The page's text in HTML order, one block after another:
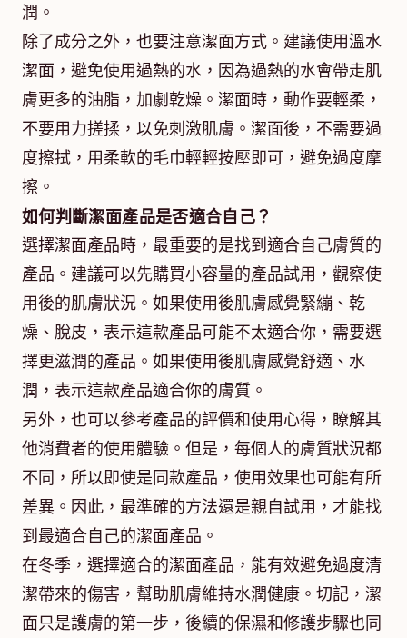
潤。
除了成分之外，也要注意潔面方式。建議使用溫水
潔面，避免使用過熱的水，因為過熱的水會帶走肌
膚更多的油脂，加劇乾燥。潔面時，動作要輕柔，
不要用力搓揉，以免刺激肌膚。潔面後，不需要過
度擦拭，用柔軟的毛巾輕輕按壓即可，避免過度摩
擦。
如何判斷潔面產品是否適合自己？
選擇潔面產品時，最重要的是找到適合自己膚質的
產品。建議可以先購買小容量的產品試用，觀察使
用後的肌膚狀況。如果使用後肌膚感覺緊繃、乾
燥、脫皮，表示這款產品可能不太適合你，需要選
擇更滋潤的產品。如果使用後肌膚感覺舒適、水
潤，表示這款產品適合你的膚質。
另外，也可以參考產品的評價和使用心得，瞭解其
他消費者的使用體驗。但是，每個人的膚質狀況都
不同，所以即使是同款產品，使用效果也可能有所
差異。因此，最準確的方法還是親自試用，才能找
到最適合自己的潔面產品。
在冬季，選擇適合的潔面產品，能有效避免過度清
潔帶來的傷害，幫助肌膚維持水潤健康。切記，潔
面只是護膚的第一步，後續的保濕和修護步驟也同